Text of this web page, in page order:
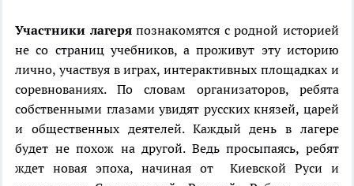
Участники лагеряпознакомятся с родной историей
не со страниц учебников, а проживут эту историю
лично, участвуя в играх, интерактивных площадках и
соревнованиях. По словам организаторов, ребята
собственными глазами увидят русских князей, царей
и общественных деятелей. Каждый день в лагере
будет не похож на другой. Ведь просыпаясь, ребят
ждет новая эпоха, начиная от Киевской Руси и